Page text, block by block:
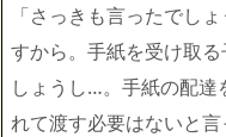
「さっきも言ったでし
すから。手紙を受け取
しょうし…。手紙の配達
れて渡す必要はないと